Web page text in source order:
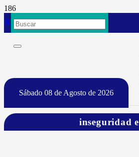
Sábado 08 de Agosto de 2026
inseguridad